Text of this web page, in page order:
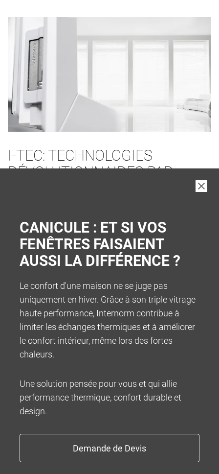
I-TEC: TECHNOLOGIES
RÉVOLUTIONNAIRES PAR
INFOCENTER
100% MADE IN AUSTRIA
CANICULE : ET SI VOS
FENÊTRES FAISAIENT
AUSSI LA DIFFÉRENCE ?
Le confort d'une maison ne se juge pas
uniquement en hiver. Grâce à son triple vitrage
haute performance, Internorm contribue à
limiter les échanges thermiques et à améliorer
le confort intérieur, même lors des fortes
chaleurs.
Une solution pensée pour vous et qui allie
performance thermique, confort durable et
design.